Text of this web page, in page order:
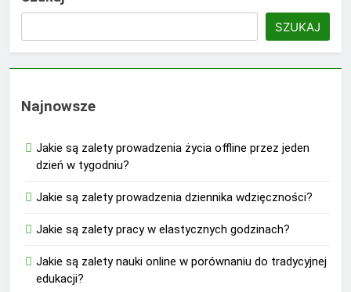
SZUKAJ
Najnowsze
Jakie są zalety prowadzenia życia offline przez jeden
dzień w tygodniu?
Jakie są zalety prowadzenia dziennika wdzięczności?
Jakie są zalety pracy w elastycznych godzinach?
Jakie są zalety nauki online w porównaniu do tradycyjnej
edukacji?